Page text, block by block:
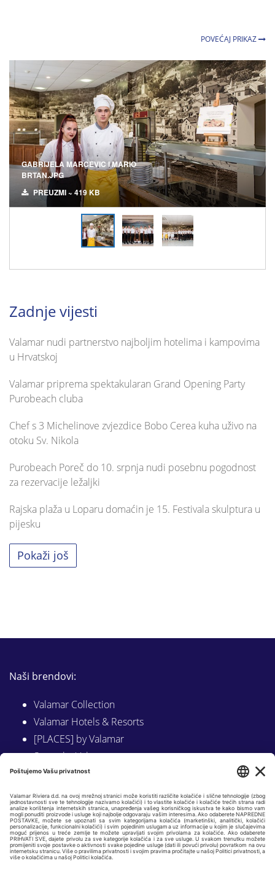
POVEĆAJ PRIKAZ
GABRIJELA MARCEVIC I MARIO
BRTAN.JPG
PREUZMI ~ 419 KB
Zadnje vijesti
Valamar nudi partnerstvo najboljim hotelima i kampovima
u Hrvatskoj
Valamar priprema spektakularan Grand Opening Party
Purobeach cluba
Chef s 3 Michelinove zvjezdice Bobo Cerea kuha uživo na
otoku Sv. Nikola
Purobeach Poreč do 10. srpnja nudi posebnu pogodnost
za rezervacije ležaljki
Rajska plaža u Loparu domaćin je 15. Festivala skulptura u
pijesku
Pokaži još
Naši brendovi:
Valamar Collection
Valamar Hotels & Resorts
[PLACES] by Valamar
Sunny by Valamar
Valamar Camping
Istraži na Valamar.com
Slijedite nas na: